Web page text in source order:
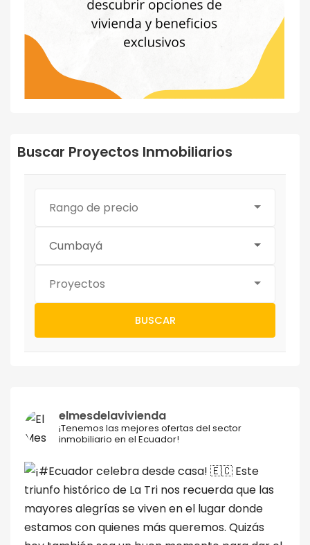
Buscar Proyectos Inmobiliarios
Rango de precio
Cumbayá
Proyectos
BUSCAR
elmesdelavivienda
¡Tenemos las mejores ofertas del sector
inmobiliario en el Ecuador!